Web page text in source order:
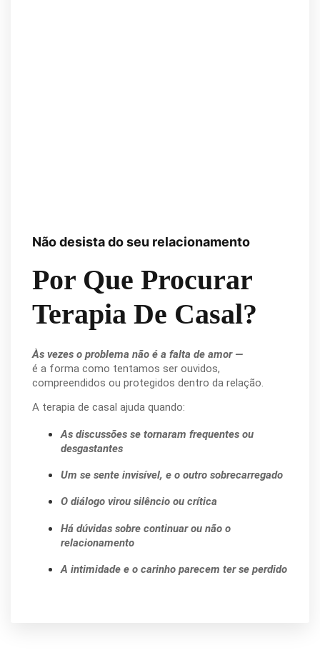
Não desista do seu relacionamento
Por Que Procurar
Terapia De Casal?
Às vezes o problema não é a falta de amor —
é a forma como tentamos ser ouvidos,
compreendidos ou protegidos dentro da relação.
A terapia de casal ajuda quando:
As discussões se tornaram frequentes ou
desgastantes
Um se sente invisível, e o outro sobrecarregado
O diálogo virou silêncio ou crítica
Há dúvidas sobre continuar ou não o
relacionamento
A intimidade e o carinho parecem ter se perdido